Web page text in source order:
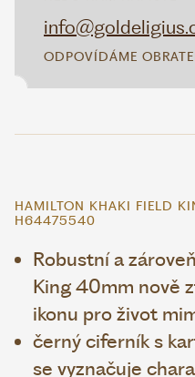
ODPOVÍDÁME
HAMILTON KHAKI FIELD
H64475540
Robustní a
King 40mm nově
ikonu pro život
černý ciferník s
se vyznačuje